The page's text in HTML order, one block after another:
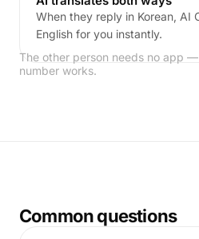
When they reply in Korean, AI
English for you instantly.
The other person needs no app
number works.
Common questions